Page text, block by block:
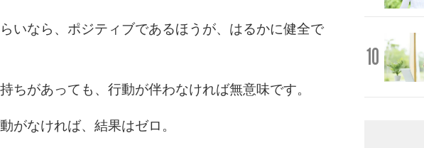
いなら、ポジティブであるほうが、はるかに健全で
ちがあっても、行動が伴わなければ無意味です。
がなければ、結果はゼロ。
10